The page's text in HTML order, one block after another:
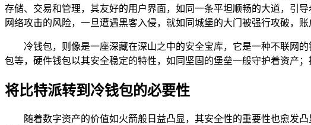
存储、交易和管理，其友好的用户界面，如同一条平坦顺畅的大道，引
网络攻击的风险，一旦遭遇黑客入侵，就如同城堡的大门被强行攻破，
冷钱包，则像是一座深藏在深山之中的安全宝库，它是一种不联网
包等，硬件钱包以其安全稳定的特性，如同坚固的堡垒一般守护着资产
将比特派转到冷钱包的必要性
随着数字资产的价值如火箭般日益凸显，其安全性的重要性也愈发